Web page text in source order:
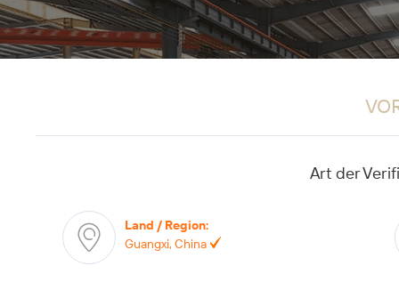
Art der
Land / Region:
Guangxi, China